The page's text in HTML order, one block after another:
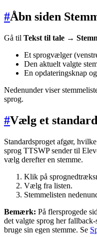
#Åbn siden
Gå til Tekst til tale →
Et sprogvælger
Den aktuelt valgte
En opdateringsknap
Nedenunder viser
sprog.
#Vælg et
Standardsproget afgør,
sprog TTSWP sender til
vælg derefter en stemme.
Klik på
Vælg fra listen.
Stemmelisten
Bemærk: På flersprogede
det valgte sprog her
bruge sin egen stemme. Se